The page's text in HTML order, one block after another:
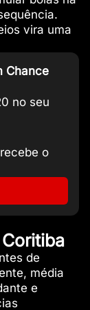
vira uma
Chance
no seu
o
de
média
e